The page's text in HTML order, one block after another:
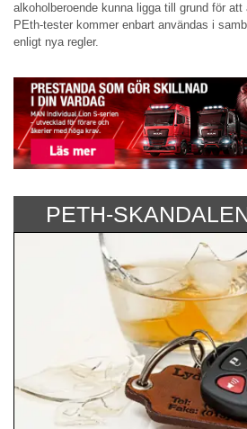
alkoholberoende kunna ligga till grund för
PEth-tester kommer enbart användas i
enligt nya regler.
PETH-